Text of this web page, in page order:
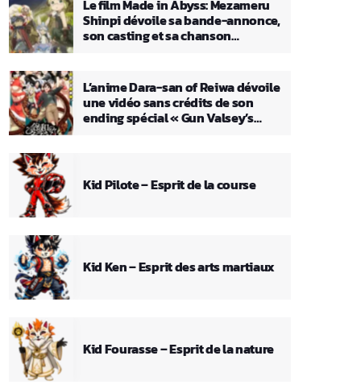
Le film Made in Abyss: Mezameru
Shinpi dévoile sa bande-annonce,
son casting et sa chanson
L’anime Dara-san of Reiwa dévoile
une vidéo sans crédits de son
ending spécial « Gun Valsey’s
Kid Pilote – Esprit de la course
Kid Ken – Esprit des arts martiaux
Kid Fourasse – Esprit de la nature